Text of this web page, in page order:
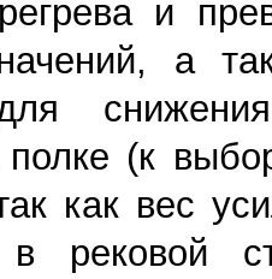
и
а
полке (к
как вес
в рековой